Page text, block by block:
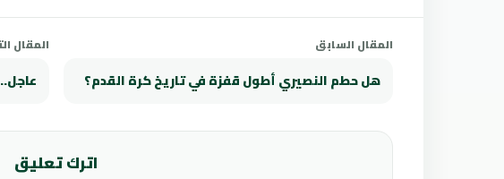
المقال السابق
هل حطم النصيري أطول قفزة في تاريخ كرة القدم؟
المقال
اترك تعليق